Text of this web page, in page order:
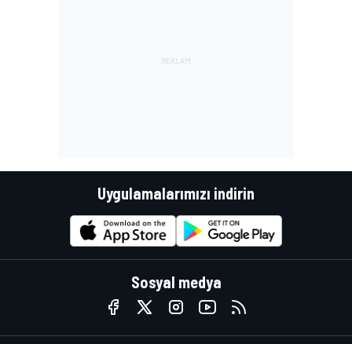
Uygulamalarımızı indirin
Sosyal medya